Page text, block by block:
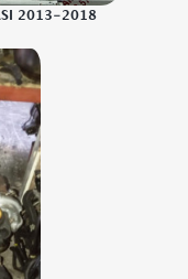
2013-2018